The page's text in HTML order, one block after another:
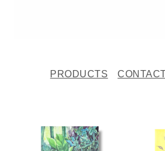
PRODUCTS